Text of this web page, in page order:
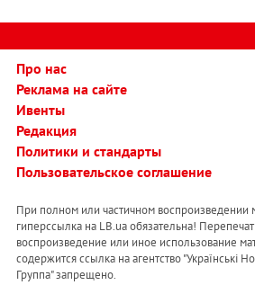
Про нас
Реклама на сайте
Ивенты
Редакция
Политики и стандарты
Пользовательское соглашение
При полном или частичном воспроизведении
гиперссылка на LB.ua обязательна!
воспроизведение или иное использование
содержится ссылка на агентство "Українськi
Группа" запрещено.